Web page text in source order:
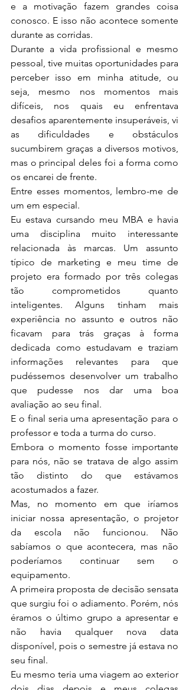
e a motivação fazem grandes coisa
conosco. E isso não acontece somente
durante as corridas.
Durante a vida profissional e mesmo
pessoal, tive muitas oportunidades para
perceber isso em minha atitude, ou
seja, mesmo nos momentos mais
difíceis, nos quais eu enfrentava
desafios aparentemente insuperáveis, vi
as dificuldades e obstáculos
sucumbirem graças a diversos motivos,
mas o principal deles foi a forma como
os encarei de frente.
Entre esses momentos, lembro-me de
um em especial.
Eu estava cursando meu MBA e havia
uma disciplina muito interessante
relacionada às marcas. Um assunto
típico de marketing e meu time de
projeto era formado por três colegas
tão comprometidos quanto
inteligentes. Alguns tinham mais
experiência no assunto e outros não
ficavam para trás graças à forma
dedicada como estudavam e traziam
informações relevantes para que
pudéssemos desenvolver um trabalho
que pudesse nos dar uma boa
avaliação ao seu final.
E o final seria uma apresentação para o
professor e toda a turma do curso.
Embora o momento fosse importante
para nós, não se tratava de algo assim
tão distinto do que estávamos
acostumados a fazer.
Mas, no momento em que iríamos
iniciar nossa apresentação, o projetor
da escola não funcionou. Não
sabíamos o que acontecera, mas não
poderíamos continuar sem o
equipamento.
A primeira proposta de decisão sensata
que surgiu foi o adiamento. Porém, nós
éramos o último grupo a apresentar e
não havia qualquer nova data
disponível, pois o semestre já estava no
seu final.
Eu mesmo teria uma viagem ao exterior